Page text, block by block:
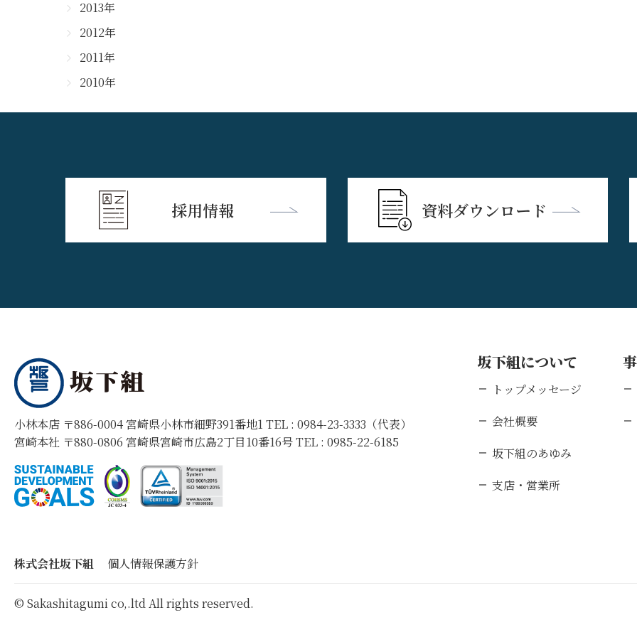
2013年
2012年
2011年
2010年
採用情報 資料ダウンロード
小林本店 〒886-0004 宮崎県小林市細野391番地1 TEL : 0984-23-3333（代表）
宮崎本社 〒880-0806 宮崎県宮崎市広島2丁目10番16号 TEL : 0985-22-6185
坂下組について
トップメッセージ
会社概要
坂下組のあゆみ
支店・営業所
株式会社坂下組 個人情報保護方針
© Sakashitagumi co,.ltd All rights reserved.